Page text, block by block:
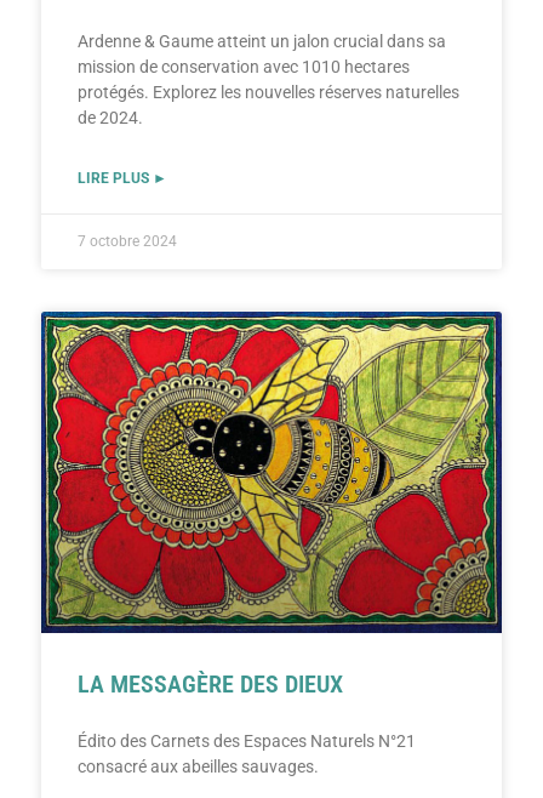
Ardenne & Gaume atteint un jalon crucial dans sa
mission de conservation avec 1010 hectares
protégés. Explorez les nouvelles réserves naturelles
de 2024.
LIRE PLUS ►
7 octobre 2024
LA MESSAGÈRE DES DIEUX
Édito des Carnets des Espaces Naturels N°21
consacré aux abeilles sauvages.